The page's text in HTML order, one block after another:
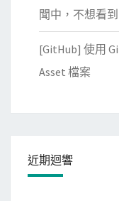
聞中，不想看
[GitHub] 使用
Asset 檔案
近期迴響